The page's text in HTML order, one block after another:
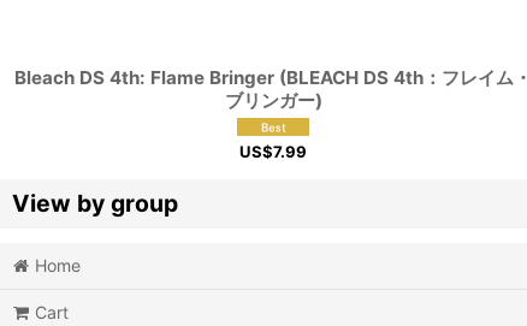
Bleach DS 4th: Flame Bringer (BLEACH DS 4th：フレイム・
ブリンガー)
US$7.99
View by group
Action
Action RPG
Home
Cart